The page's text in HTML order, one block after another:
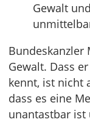
Gewalt
Bundeskanzler
Gewalt. Dass
kennt, ist nicht
dass es eine
unantastbar ist